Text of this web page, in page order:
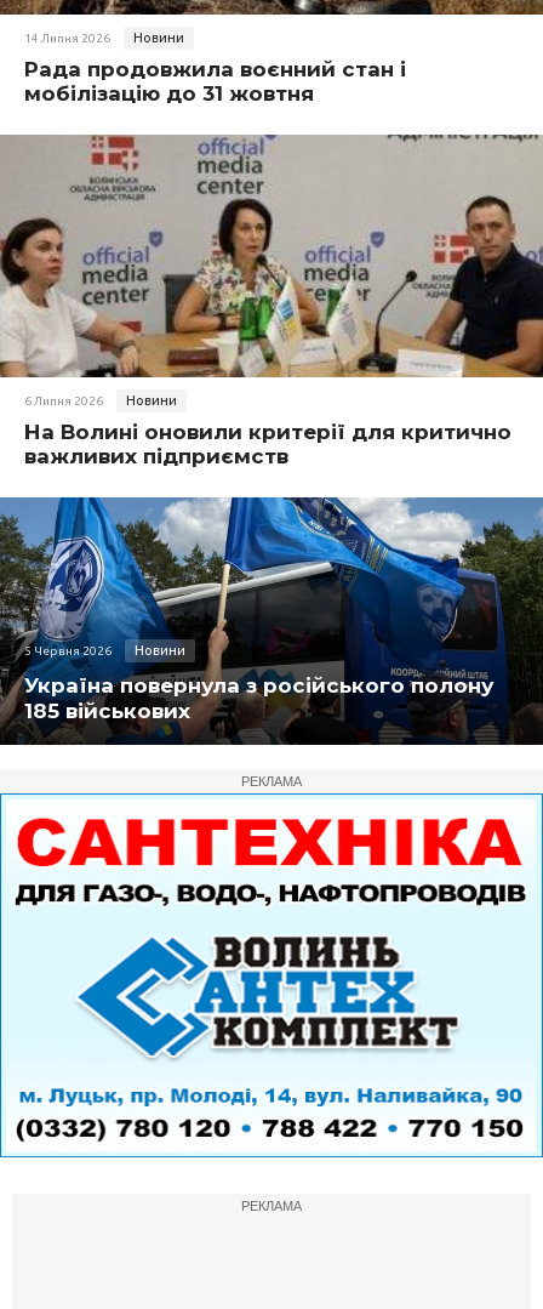
14 Липня 2026 Новини
Рада продовжила воєнний стан і
мобілізацію до 31 жовтня
6 Липня 2026 Новини
На Волині оновили критерії для критично
важливих підприємств
5 Червня 2026 Новини
Україна повернула з російського полону
185 військових
РЕКЛАМА
РЕКЛАМА